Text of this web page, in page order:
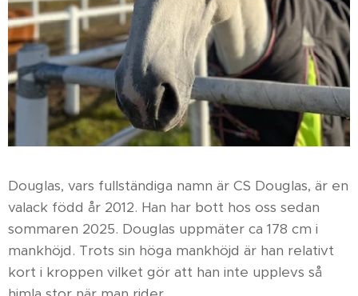
Douglas, vars fullständiga namn är CS Douglas, är en
valack född år 2012. Han har bott hos oss sedan
sommaren 2025. Douglas uppmäter ca 178 cm i
mankhöjd. Trots sin höga mankhöjd är han relativt
kort i kroppen vilket gör att han inte upplevs så